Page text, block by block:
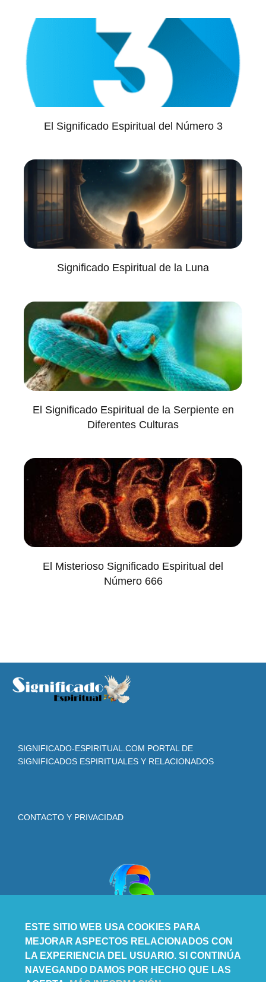
El Significado Espiritual del Número 3
Significado Espiritual de la Luna
El Significado Espiritual de la Serpiente en
Diferentes Culturas
El Misterioso Significado Espiritual del
Número 666
SIGNIFICADO-ESPIRITUAL.COM PORTAL DE
SIGNIFICADOS ESPIRITUALES Y RELACIONADOS
CONTACTO Y PRIVACIDAD
ESTE SITIO WEB USA COOKIES PARA
MEJORAR ASPECTOS RELACIONADOS CON
LA EXPERIENCIA DEL USUARIO. SI CONTINÚA
NAVEGANDO DAMOS POR HECHO QUE LAS